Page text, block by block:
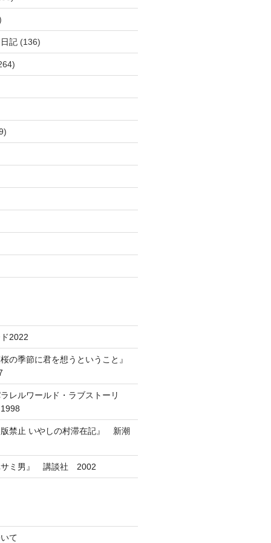
記(136)
2022
の季節に君を想うということ』
レルワールド・ラブストーリ
禁止 いやしの村滞在記』 新潮
ミ男』 講談社 2002
て